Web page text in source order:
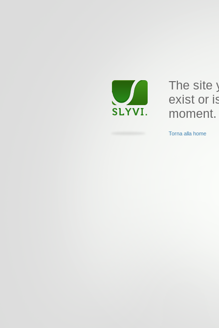
The site
exist or
moment.
Torna alla home